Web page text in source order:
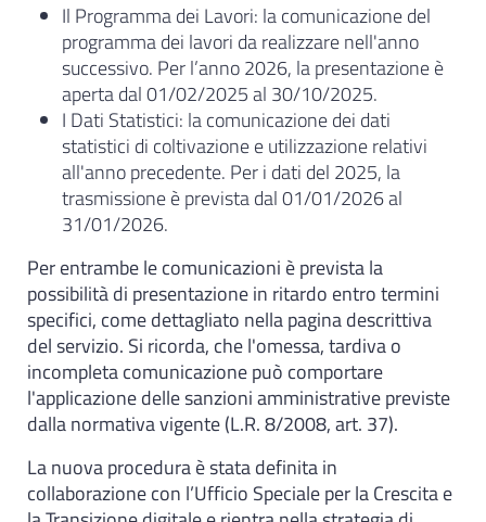
Il Programma dei Lavori: la comunicazione del
programma dei lavori da realizzare nell'anno
successivo. Per l’anno 2026, la presentazione è
aperta dal 01/02/2025 al 30/10/2025.
I Dati Statistici: la comunicazione dei dati
statistici di coltivazione e utilizzazione relativi
all'anno precedente. Per i dati del 2025, la
trasmissione è prevista dal 01/01/2026 al
31/01/2026.
Per entrambe le comunicazioni è prevista la
possibilità di presentazione in ritardo entro termini
specifici, come dettagliato nella pagina descrittiva
del servizio. Si ricorda, che l'omessa, tardiva o
incompleta comunicazione può comportare
l'applicazione delle sanzioni amministrative previste
dalla normativa vigente (L.R. 8/2008, art. 37).
La nuova procedura è stata definita in
collaborazione con l’Ufficio Speciale per la Crescita e